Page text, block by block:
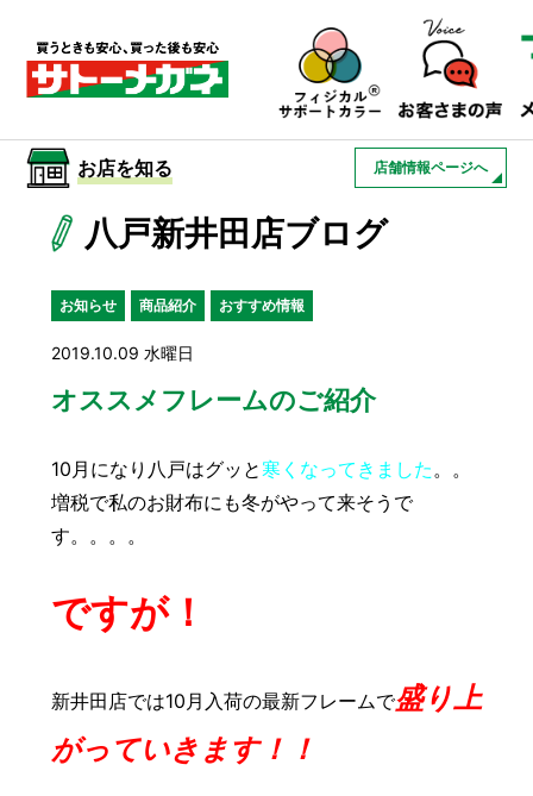
サトーメガネを知る
サトーメガネについて
01 サトーメガネの遠近
検査・フィッティング
03 アフターサービス
お店を知る
サービスを知る
遠近両用 フレームについて
レンズ交換
お問い合わせ
お店を知る 店舗情報ページへ
八戸新井田店ブログ
お知らせ 商品紹介 おすすめ情報
2019.10.09 水曜日
オススメフレームのご紹介
10月になり八戸はグッと寒くなってきました。。
増税で私のお財布にも冬がやって来そうで
す。。。。
ですが！
新井田店では10月入荷の最新フレームで盛り上
がっていきます！！